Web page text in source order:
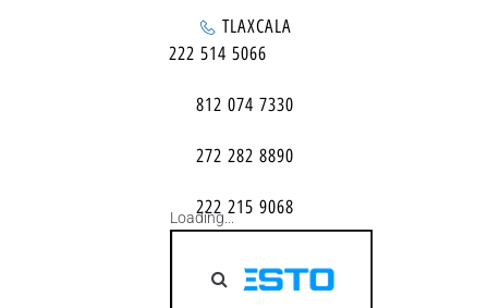
TLAXCALA
222 514 5066
812 074 7330
272 282 8890
222 215 9068
Loading...